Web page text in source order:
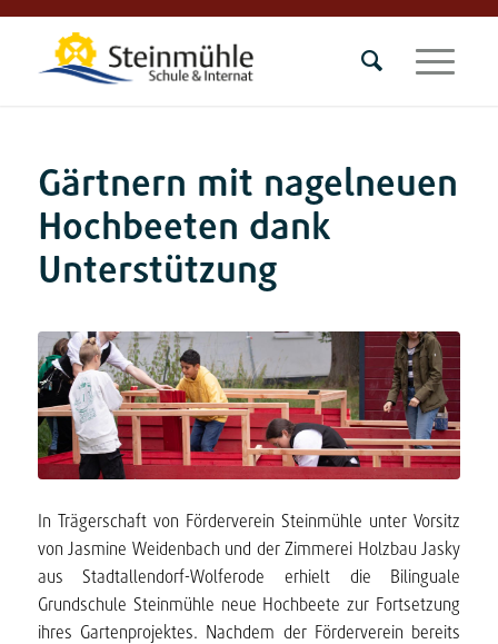
Gärtnern mit nagelneuen
Hochbeeten dank
Unterstützung
In Trägerschaft von Förderverein Steinmühle unter Vorsitz
von Jasmine Weidenbach und der Zimmerei Holzbau Jasky
aus Stadtallendorf-Wolferode erhielt die Bilinguale
Grundschule Steinmühle neue Hochbeete zur Fortsetzung
ihres Gartenprojektes. Nachdem der Förderverein bereits